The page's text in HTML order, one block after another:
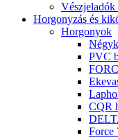
Vészjeladók
Horgonyzás és
Horgonyok
PVC
CQR
Force